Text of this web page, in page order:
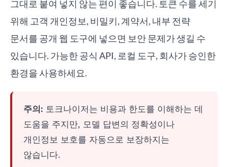
그대로 붙여 넣지 않는 편이 좋습니다. 토큰 수를 세기
위해 고객 개인정보, 비밀키, 계약서, 내부 전략
문서를 공개 웹 도구에 넣으면 보안 문제가 생길 수
있습니다. 가능한 공식 API, 로컬 도구, 회사가 승인한
환경을 사용하세요.
주의: 토크나이저는 비용과 한도를 이해하는 데
도움을 주지만, 모델 답변의 정확성이나
개인정보 보호를 자동으로 보장하지는
않습니다.